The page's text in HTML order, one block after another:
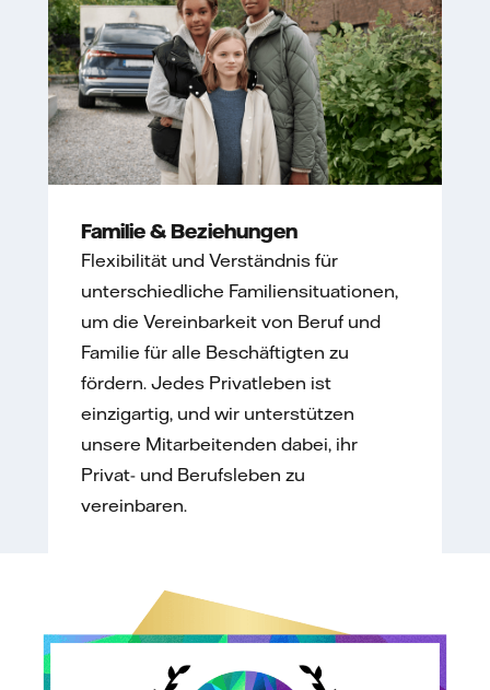
Familie & Beziehungen
Flexibilität und Verständnis für
unterschiedliche Familiensituationen,
um die Vereinbarkeit von Beruf und
Familie für alle Beschäftigten zu
fördern. Jedes Privatleben ist
einzigartig, und wir unterstützen
unsere Mitarbeitenden dabei, ihr
Privat- und Berufsleben zu
vereinbaren.